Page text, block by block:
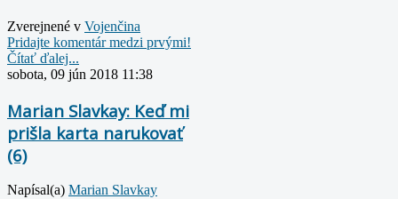
Zverejnené v Vojenčina
Pridajte komentár medzi prvými!
Čítať ďalej...
sobota, 09 jún 2018 11:38
Marian Slavkay: Keď mi
prišla karta narukovať
(6)
Napísal(a) Marian Slavkay